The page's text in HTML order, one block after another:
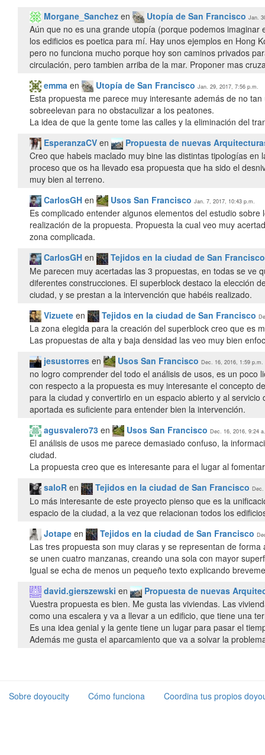
Morgane_Sanchez en Utopía de San Francisco Jan.
Aún que no es una grande utopía (porque podemos
los edificios es poetica para mí. Hay unos ejemplos en Hong
pero no funciona mucho porque hoy son caminos privados
circulación, pero tambien arriba de la mar. Proponer mas
emma en Utopía de San Francisco Jan. 29, 2017, 7:56 p.m.
Esta propuesta me parece muy interesante además de no
sobreelevan para no obstaculizar a los peatones.
La idea de que la gente tome las calles y la eliminación del
EsperanzaCV en
Propuesta de nuevas
Creo que habeis maclado muy bine las distintas tipologías
proceso que os ha llevado esa propuesta que ha sido el
muy bien al terreno.
CarlosGH en Usos San Francisco Jan. 7, 2017, 10:43 p.m.
Es complicado entender algunos elementos del estudio
realización de la propuesta. Propuesta la cual veo muy
zona complicada.
CarlosGH en
Tejidos en la ciudad de San Francisco
Me parecen muy acertadas las 3 propuestas, en todas se ve
diferentes construcciones. El superblock destaco la elección
ciudad, y se prestan a la intervención que habéis realizado.
Vizuete en Tejidos en la ciudad de San Francisco
La zona elegida para la creación del superblock creo que es
Las propuestas de alta y baja densidad las veo muy bien
jesustorres en Usos San Francisco Dec. 16, 2016, 1:59 p.m.
no logro comprender del todo el análisis de usos, es un
con respecto a la propuesta es muy interesante el concepto
para la ciudad y convertirlo en un espacio abierto y al
aportada es suficiente para entender bien la intervención.
agusvalero73 en Usos San Francisco Dec. 16, 2016, 9:24
El análisis de usos me parece demasiado confuso, la
ciudad.
La propuesta creo que es interesante para el lugar al
saloR en Tejidos en la ciudad de San Francisco Dec.
Lo más interesante de este proyecto pienso que es la
espacio de la ciudad, a la vez que relacionan todos los
Jotape en Tejidos en la ciudad de San Francisco
Las tres propuesta son muy claras y se representan de
se unen cuatro manzanas, creando una sola con mayor
Igual se echa de menos un pequeño texto explicando
david.gierszewski en
Propuesta de nuevas
Vuestra propuesta es bien. Me gusta las viviendas. Las
como una escalera y va a llevar a un edificio, que tiene una
Es una idea genial y la gente tiene un lugar para pasar el
Además me gusta el aparcamiento que va a solvar la
Sobre doyoucity Cómo funciona Coordina tus propios